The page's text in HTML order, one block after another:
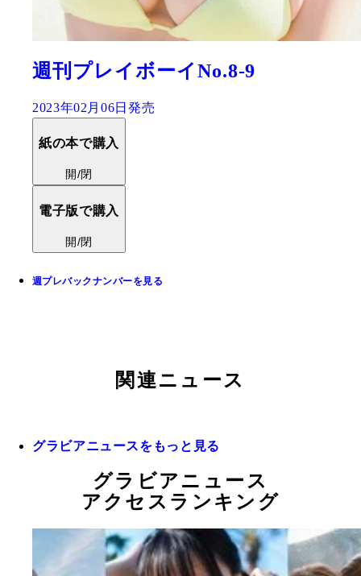
週刊プレイボーイNo.8-9
2023年02月06日発売
紙の本で購入
開/閉
電子版で購入
開/閉
週プレバックナンバーを見る
関連ニュース
グラビアニュースをもっと見る
グラビアニュース
アクセスランキング